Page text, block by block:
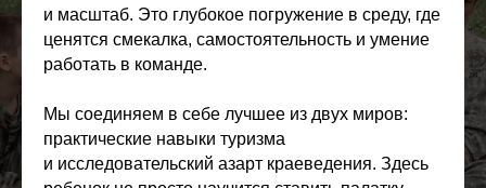
и масштаб. Это глубокое погружение в среду, где
ценятся смекалка, самостоятельность и умение
работать в команде.
Мы соединяем в себе лучшее из двух миров:
практические навыки туризма
и исследовательский азарт краеведения. Здесь